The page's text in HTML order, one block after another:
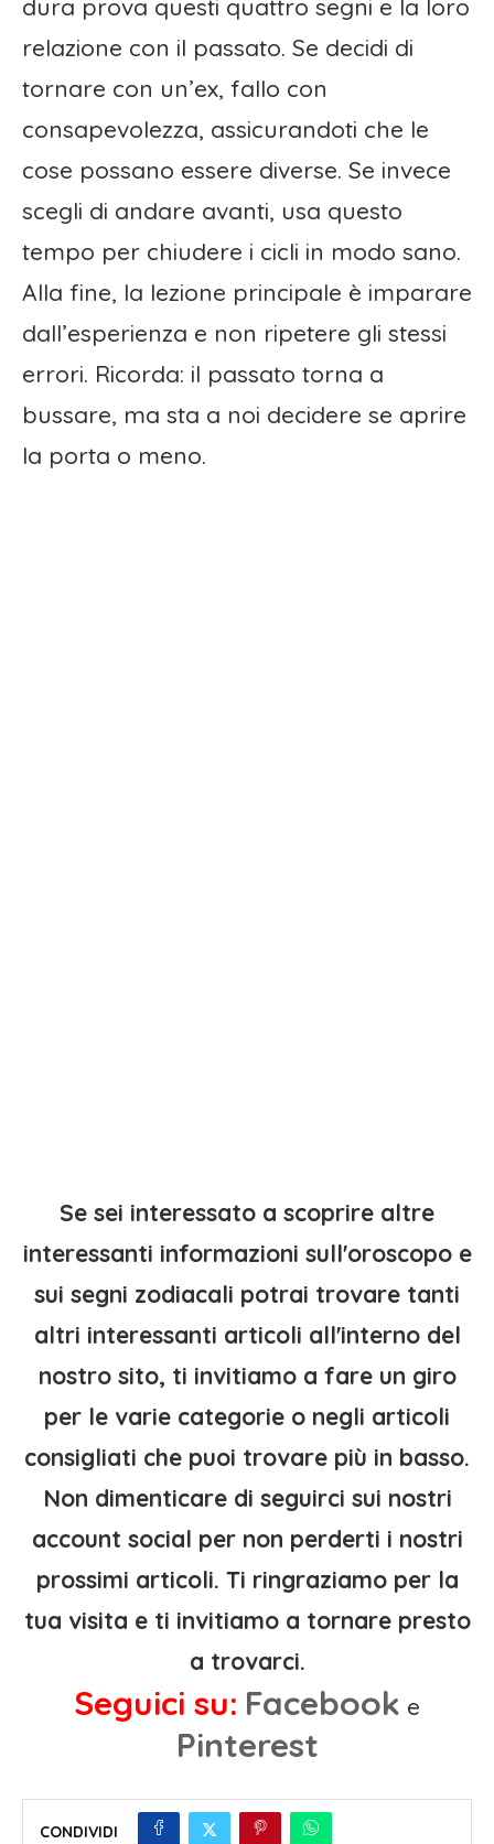
dura prova questi quattro segni e la loro
relazione con il passato. Se decidi di
tornare con un’ex, fallo con
consapevolezza, assicurandoti che le
cose possano essere diverse. Se invece
scegli di andare avanti, usa questo
tempo per chiudere i cicli in modo sano.
Alla fine, la lezione principale è imparare
dall’esperienza e non ripetere gli stessi
errori. Ricorda: il passato torna a
bussare, ma sta a noi decidere se aprire
la porta o meno.
Se sei interessato a scoprire altre
interessanti informazioni sull'oroscopo e
sui segni zodiacali potrai trovare tanti
altri interessanti articoli all'interno del
nostro sito, ti invitiamo a fare un giro
per le varie categorie o negli articoli
consigliati che puoi trovare più in basso.
Non dimenticare di seguirci sui nostri
account social per non perderti i nostri
prossimi articoli. Ti ringraziamo per la
tua visita e ti invitiamo a tornare presto
a trovarci.
Seguici su: Facebook e
Pinterest
CONDIVIDI